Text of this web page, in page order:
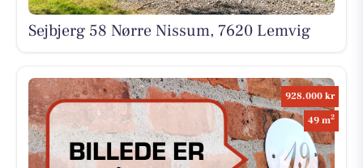
Sejbjerg 58 Nørre Nissum, 7620 Lemvig
928.000 kr
49 m2